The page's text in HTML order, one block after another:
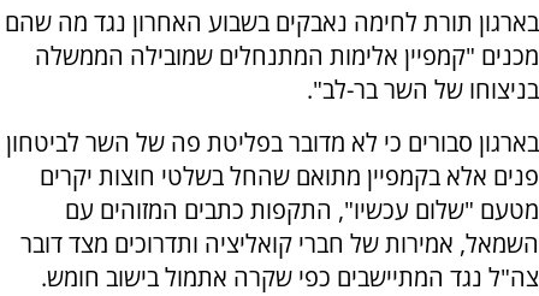
בארגון תורת לחימה נאבקים בשבוע האחרון נגד מה שהם
מכנים "קמפיין אלימות המתנחלים שמובילה הממשלה
בניצוחו של השר בר-לב".
בארגון סבורים כי לא מדובר בפליטת פה של השר לביטחון
פנים אלא בקמפיין מתואם שהחל בשלטי חוצות יקרים
מטעם "שלום עכשיו", התקפות כתבים המזוהים עם
השמאל, אמירות של חברי קואליציה ותדרוכים מצד דובר
צה"ל נגד המתיישבים כפי שקרה אתמול בישוב חומש.